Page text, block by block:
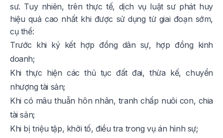
sư. Tuy nhiên, trên thực tế, dịch vụ luật sư phát huy
hiệu quả cao nhất khi được sử dụng từ giai đoạn sớm,
cụ thể:
Trước khi ký kết hợp đồng dân sự, hợp đồng kinh
doanh;
Khi thực hiện các thủ tục đất đai, thừa kế, chuyển
nhượng tài sản;
Khi có mâu thuẫn hôn nhân, tranh chấp nuôi con, chia
tài sản;
Khi bị triệu tập, khởi tố, điều tra trong vụ án hình sự;